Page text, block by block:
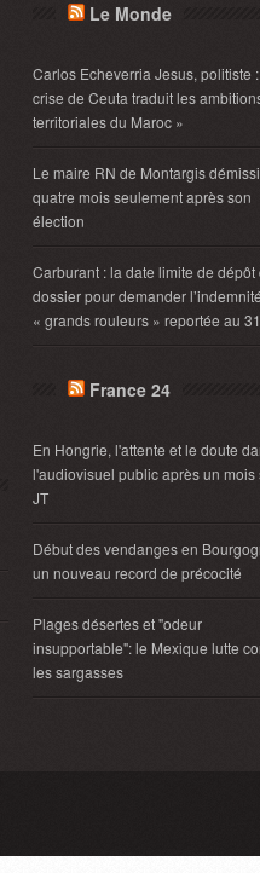
Le Monde
Carlos Echeverria Jesus, politiste
crise de Ceuta traduit les
territoriales du Maroc »
Le maire RN de Montargis
quatre mois seulement après son
élection
Carburant : la date limite de dépôt
dossier pour demander
« grands rouleurs » reportée au
France 24
En Hongrie, l'attente et le doute
l'audiovisuel public après un mois
JT
Début des vendanges en
un nouveau record de précocité
Plages désertes et "odeur
insupportable": le Mexique lutte
les sargasses